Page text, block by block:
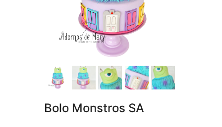
Bolo Monstros SA